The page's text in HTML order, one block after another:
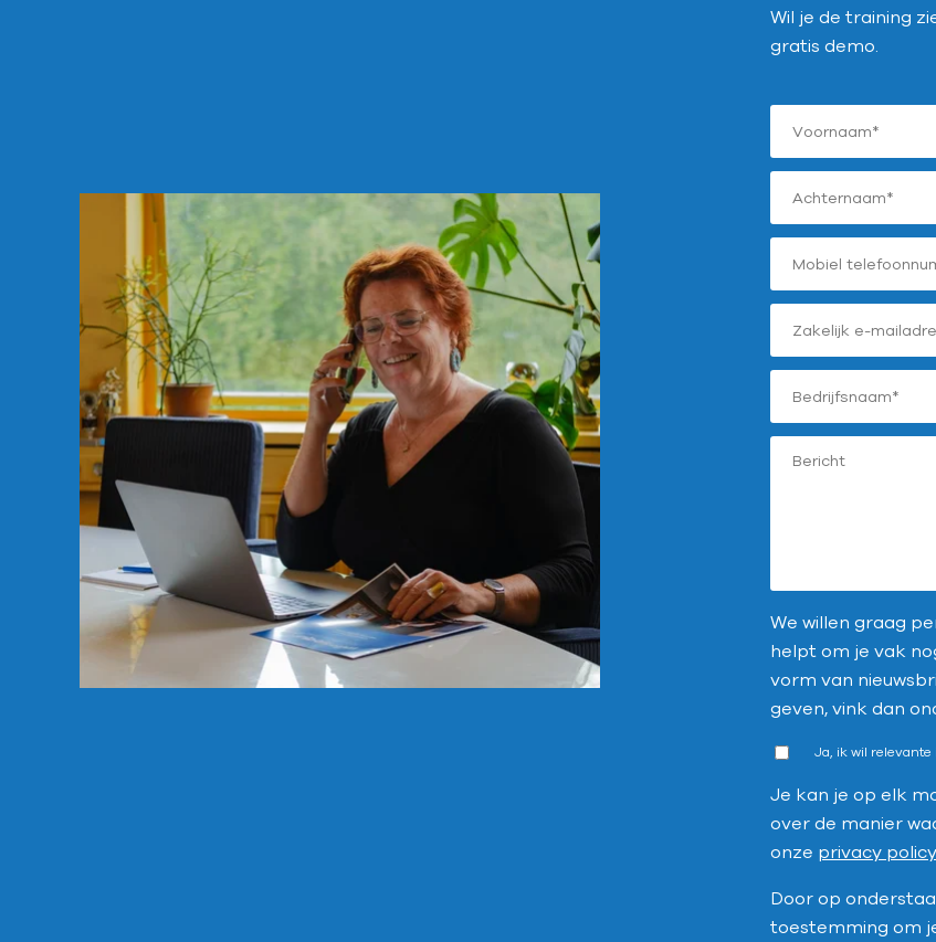
Wil je de training
gratis demo.
We willen graag
helpt om je vak
vorm van
geven, vink dan
Ja, ik wil
Je kan je op elk
over de manier
onze privacy policy
Door op
toestemming om